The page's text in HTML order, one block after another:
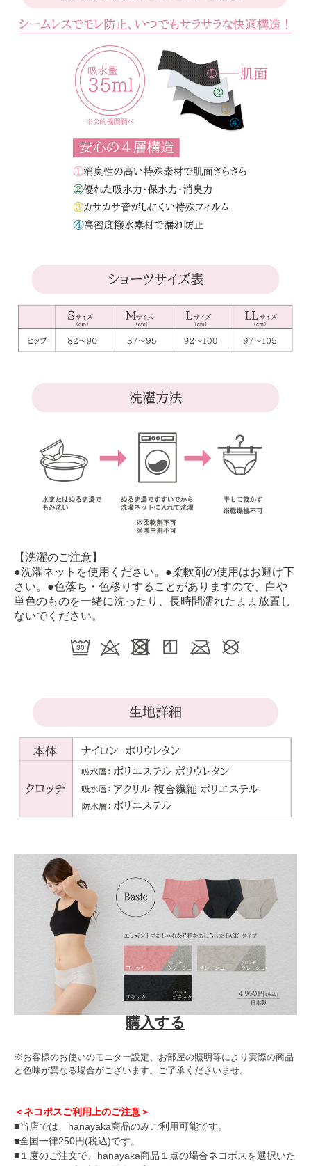
【洗濯のご注意】
●洗濯ネットを使用ください。●柔軟剤の使用はお避け下
さい。●色落ち・色移りすることがありますので、白や
単色のものを一緒に洗ったり、長時間濡れたまま放置し
ないでください。
購入する
※お客様のお使いのモニター設定、お部屋の照明等により実際の商品
と色味が異なる場合がございます。ご了承くださいませ。
＜ネコポスご利用上のご注意＞
■当店では、hanayaka商品のみご利用可能です。
■全国一律250円(税込)です。
■１度のご注文で、hanayaka商品１点の場合ネコポスを選択いた